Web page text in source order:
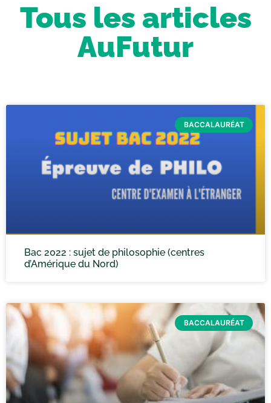
Tous les articles
AuFutur
BACCALAURÉAT
Bac 2022 : sujet de philosophie (centres
d’Amérique du Nord)
BACCALAURÉAT